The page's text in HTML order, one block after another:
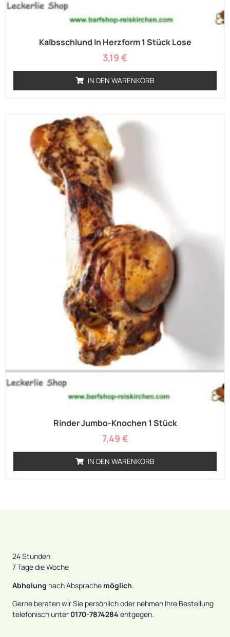
Kalbsschlund In Herzform 1 Stück Lose
3,19 €
IN DEN WARENKORB
Rinder Jumbo-Knochen 1 Stück
7,49 €
IN DEN WARENKORB
24 Stunden
7 Tage die Woche
Abholung nach Absprache möglich.
Gerne beraten wir Sie persönlich oder nehmen Ihre Bestellung
telefonisch unter 0170-7874284 entgegen.